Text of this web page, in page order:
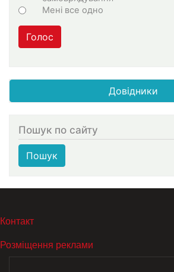
Мені все одно
Голос
Довідники
Пошук по сайту
Пошук
МЕНЮ В ПОДВАЛЕ
Контакт
Розміщення реклами